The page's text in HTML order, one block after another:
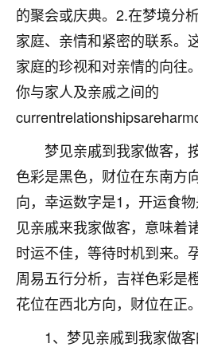
的聚会或庆典。2.在梦境分
家庭、亲情和紧密的联系。
家庭的珍视和对亲情的向往
你与家人及亲戚之间的
梦见亲戚到我家做客，
色彩是黑色，财位在东南方
向，幸运数字是1，开运食
见亲戚来我家做客，意味着
时运不佳，等待时机到来。
周易五行分析，吉祥色彩是
花位在西北方向，财位在正。
1、梦见亲戚到我家做
1天前 来自四川
金白水清
我也想找老师看看，有没
鹿森：慧来老师微信
1天前 来自江西
青春168
我也想要，我也想要！
2天前 来自山西
Jessica李
老师做不做超度法事？我
刚去世了。
七零老顽童：我母亲